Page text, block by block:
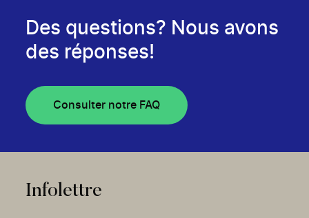
Des questions? Nous avons
des réponses!
Consulter notre FAQ
Infolettre